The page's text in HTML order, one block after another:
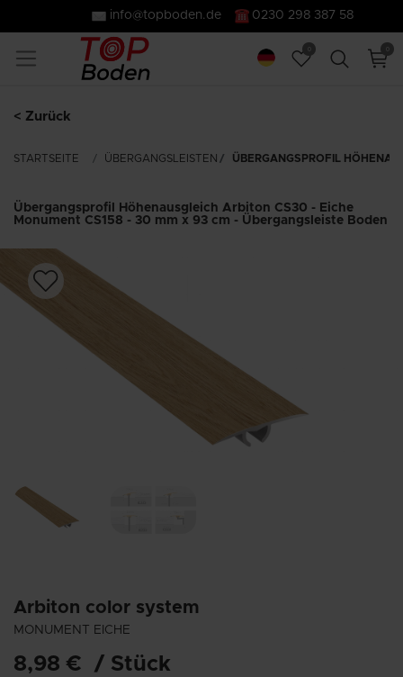
info@topboden.de 0230 298 387 58
< Zurück
STARTSEITE ÜBERGANGSLEISTEN ÜBERGANGSPROFIL
Übergangsprofil Höhenausgleich Arbiton CS30 - Eiche
Monument CS158 - 30 mm x 93 cm - Übergangsleiste Boden
Arbiton color system
MONUMENT EICHE
8,98 € / Stück